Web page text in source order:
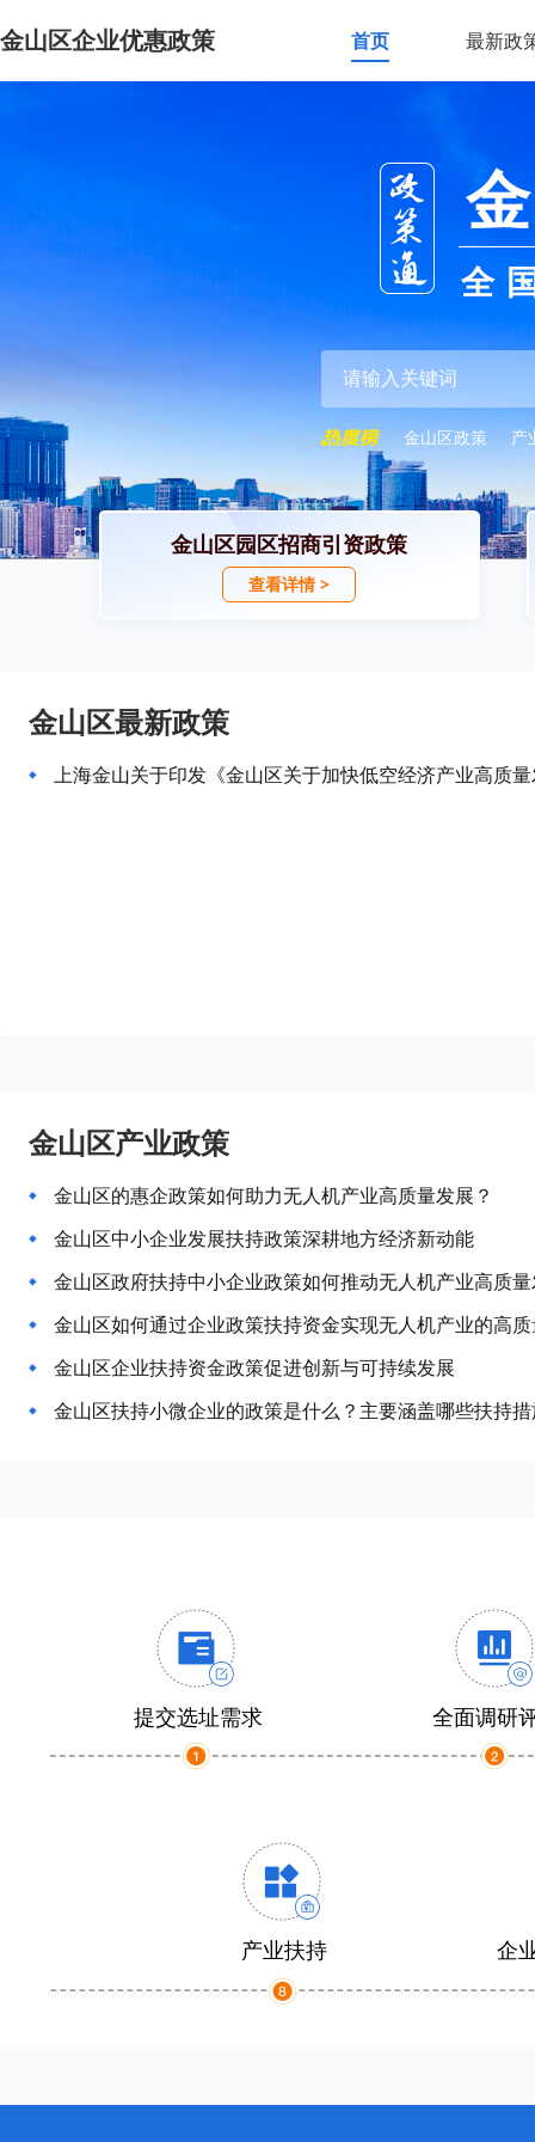
金山区企业优惠政策 首页 最新政
全
金山区政策 产
金山区园区招商引资政策
查看详情 >
金山区最新政策
上海金山关于印发《金山区关于加快低空经济产业高质
金山区产业政策
金山区的惠企政策如何助力无人机产业高质量发展？
金山区中小企业发展扶持政策深耕地方经济新动能
金山区政府扶持中小企业政策如何推动无人机产业高质
金山区如何通过企业政策扶持资金实现无人机产业的高
金山区企业扶持资金政策促进创新与可持续发展
金山区扶持小微企业的政策是什么？主要涵盖哪些扶持
提交选址需求 全面调研
产业扶持 企